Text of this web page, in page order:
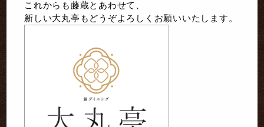
これからも藤蔵とあわせて、
新しい大丸亭もどうぞよろしくお願いいたします。